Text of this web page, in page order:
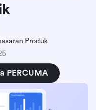
Produk
PERCUMA